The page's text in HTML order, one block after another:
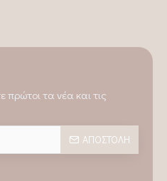
πρώτοι τα νέα και τις
ΑΠΟΣΤΟΛΉ